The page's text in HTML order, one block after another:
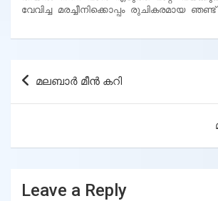
വേവിച്ച മരച്ചീനിക്കൊപ്പം രുചികരമായ
Post
മലബാർ മീൻ കറി
Leave a Reply